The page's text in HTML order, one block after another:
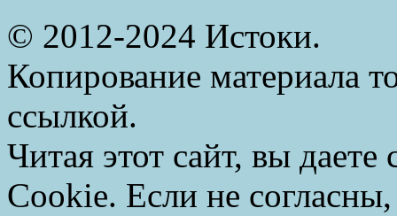
© 2012-2024 Истоки.
Копирование материала
ссылкой.
Читая этот сайт, вы даете
Cookie. Если не